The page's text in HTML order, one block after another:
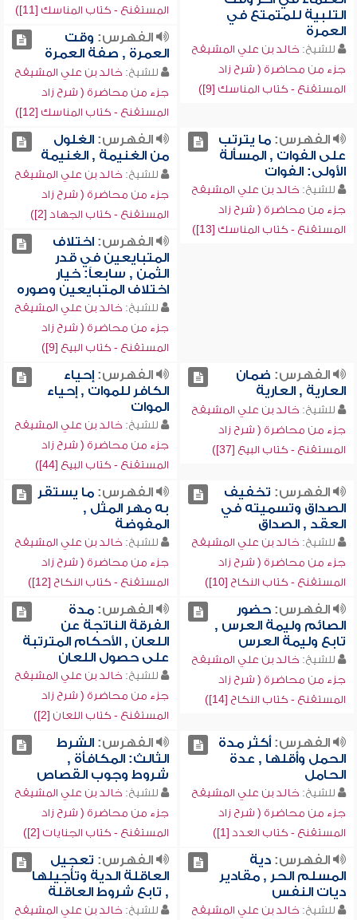
التلبية للمتمتع في
العمرة
للشيخ: خالد بن علي المشيقح
جزء من محاضرة ( شرح زاد
المستقنع - كتاب المناسك [9])
المستقنع - كتاب المناسك [11])
الفهرس: وقت
العمرة , صفة العمرة
للشيخ: خالد بن علي المشيقح
جزء من محاضرة ( شرح زاد
المستقنع - كتاب المناسك [12])
الفهرس:ما يترتب
على الفوات , المسألة
الأولى: الفوات
للشيخ: خالد بن علي المشيقح
جزء من محاضرة ( شرح زاد
المستقنع - كتاب المناسك [13])
الفهرس:الغلول
من الغنيمة , الغنيمة
للشيخ: خالد بن علي المشيقح
جزء من محاضرة ( شرح زاد
المستقنع - كتاب الجهاد [2])
الفهرس:اختلاف
المتبايعين في قدر
الثمن , سابعاً: خيار
اختلاف المتبايعين وصوره
للشيخ: خالد بن علي المشيقح
جزء من محاضرة ( شرح زاد
المستقنع - كتاب البيع [9])
الفهرس: ضمان
العارية , العارية
للشيخ: خالد بن علي المشيقح
جزء من محاضرة ( شرح زاد
المستقنع - كتاب البيع [37])
الفهرس:إحياء
الكافر للموات , إحياء
الموات
للشيخ: خالد بن علي المشيقح
جزء من محاضرة ( شرح زاد
المستقنع - كتاب البيع [44])
الفهرس: تخفيف
الصداق وتسميته في
العقد , الصداق
للشيخ: خالد بن علي المشيقح
جزء من محاضرة ( شرح زاد
المستقنع - كتاب النكاح [10])
الفهرس:ما يستقر
به مهر المثل ,
المفوضة
للشيخ: خالد بن علي المشيقح
جزء من محاضرة ( شرح زاد
المستقنع - كتاب النكاح [12])
الفهرس:حضور
الصائم وليمة العرس ,
تابع وليمة العرس
للشيخ: خالد بن علي المشيقح
جزء من محاضرة ( شرح زاد
المستقنع - كتاب النكاح [14])
الفهرس:مدة
الفرقة الناتجة عن
اللعان , الأحكام المترتبة
على حصول اللعان
للشيخ: خالد بن علي المشيقح
جزء من محاضرة ( شرح زاد
المستقنع - كتاب اللعان [2])
الفهرس:أكثر مدة
الحمل وأقلها , عدة
الحامل
للشيخ: خالد بن علي المشيقح
جزء من محاضرة ( شرح زاد
المستقنع - كتاب العدد [1])
الفهرس:الشرط
الثالث: المكافأة ,
شروط وجوب القصاص
للشيخ: خالد بن علي المشيقح
جزء من محاضرة ( شرح زاد
المستقنع - كتاب الجنايات [2])
الفهرس:دية
المسلم الحر , مقادير
ديات النفس
للشيخ: خالد بن علي المشيقح
الفهرس: تعجيل
العاقلة الدية وتأجيلها
, تابع شروط العاقلة
للشيخ: خالد بن علي المشيقح